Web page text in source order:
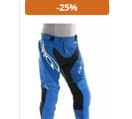
-25%